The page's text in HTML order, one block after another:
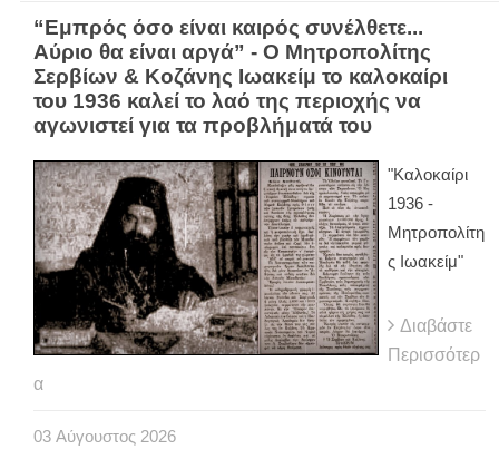
“Εμπρός όσο είναι καιρός συνέλθετε...
Αύριο θα είναι αργά” - Ο Μητροπολίτης
Σερβίων & Κοζάνης Ιωακείμ το καλοκαίρι
του 1936 καλεί το λαό της περιοχής να
αγωνιστεί για τα προβλήματά του
"Καλοκαίρι
1936 -
Μητροπολίτη
ς Ιωακείμ"
Διαβάστε
Περισσότερ
α
03 Αύγουστος 2026